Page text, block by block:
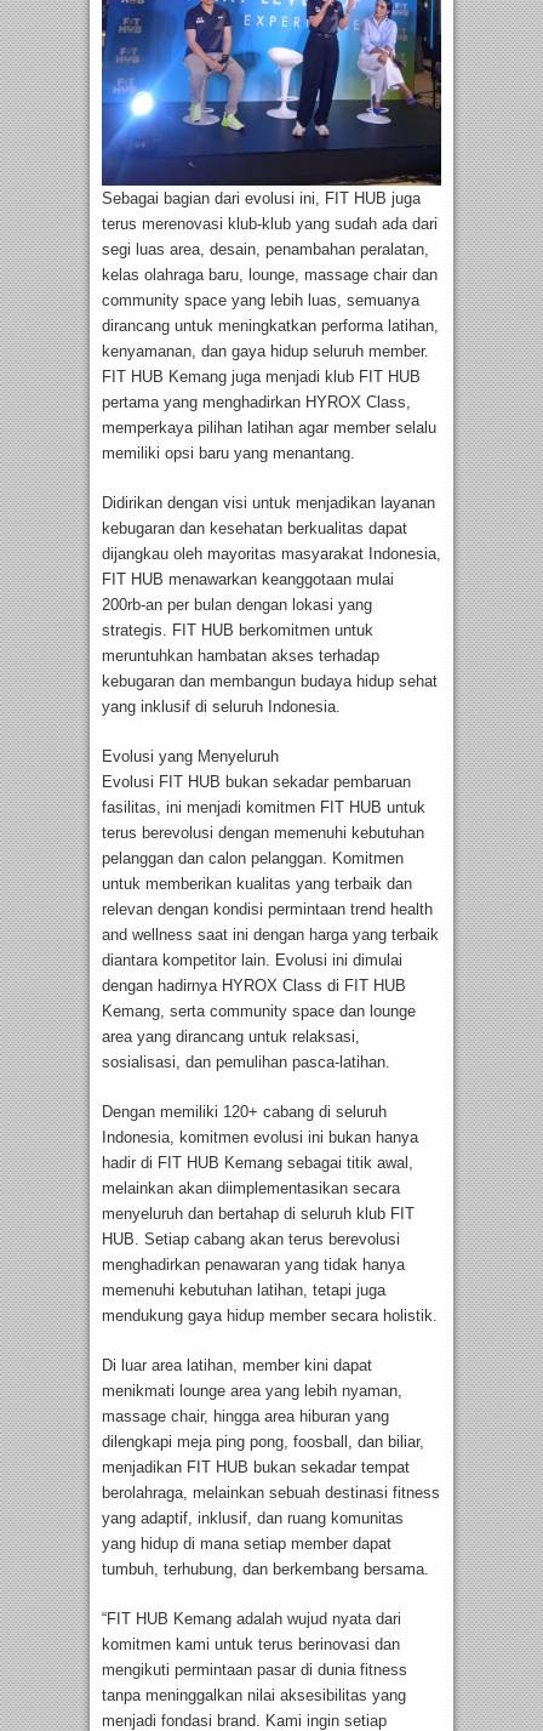
Sebagai bagian dari evolusi ini, FIT HUB juga
terus merenovasi klub-klub yang sudah ada dari
segi luas area, desain, penambahan peralatan,
kelas olahraga baru, lounge, massage chair dan
community space yang lebih luas, semuanya
dirancang untuk meningkatkan performa latihan,
kenyamanan, dan gaya hidup seluruh member.
FIT HUB Kemang juga menjadi klub FIT HUB
pertama yang menghadirkan HYROX Class,
memperkaya pilihan latihan agar member selalu
memiliki opsi baru yang menantang.
Didirikan dengan visi untuk menjadikan layanan
kebugaran dan kesehatan berkualitas dapat
dijangkau oleh mayoritas masyarakat Indonesia,
FIT HUB menawarkan keanggotaan mulai
200rb-an per bulan dengan lokasi yang
strategis. FIT HUB berkomitmen untuk
meruntuhkan hambatan akses terhadap
kebugaran dan membangun budaya hidup sehat
yang inklusif di seluruh Indonesia.
Evolusi yang Menyeluruh
Evolusi FIT HUB bukan sekadar pembaruan
fasilitas, ini menjadi komitmen FIT HUB untuk
terus berevolusi dengan memenuhi kebutuhan
pelanggan dan calon pelanggan. Komitmen
untuk memberikan kualitas yang terbaik dan
relevan dengan kondisi permintaan trend health
and wellness saat ini dengan harga yang terbaik
diantara kompetitor lain. Evolusi ini dimulai
dengan hadirnya HYROX Class di FIT HUB
Kemang, serta community space dan lounge
area yang dirancang untuk relaksasi,
sosialisasi, dan pemulihan pasca-latihan.
Dengan memiliki 120+ cabang di seluruh
Indonesia, komitmen evolusi ini bukan hanya
hadir di FIT HUB Kemang sebagai titik awal,
melainkan akan diimplementasikan secara
menyeluruh dan bertahap di seluruh klub FIT
HUB. Setiap cabang akan terus berevolusi
menghadirkan penawaran yang tidak hanya
memenuhi kebutuhan latihan, tetapi juga
mendukung gaya hidup member secara holistik.
Di luar area latihan, member kini dapat
menikmati lounge area yang lebih nyaman,
massage chair, hingga area hiburan yang
dilengkapi meja ping pong, foosball, dan biliar,
menjadikan FIT HUB bukan sekadar tempat
berolahraga, melainkan sebuah destinasi fitness
yang adaptif, inklusif, dan ruang komunitas
yang hidup di mana setiap member dapat
tumbuh, terhubung, dan berkembang bersama.
“FIT HUB Kemang adalah wujud nyata dari
komitmen kami untuk terus berinovasi dan
mengikuti permintaan pasar di dunia fitness
tanpa meninggalkan nilai aksesibilitas yang
menjadi fondasi brand. Kami ingin setiap